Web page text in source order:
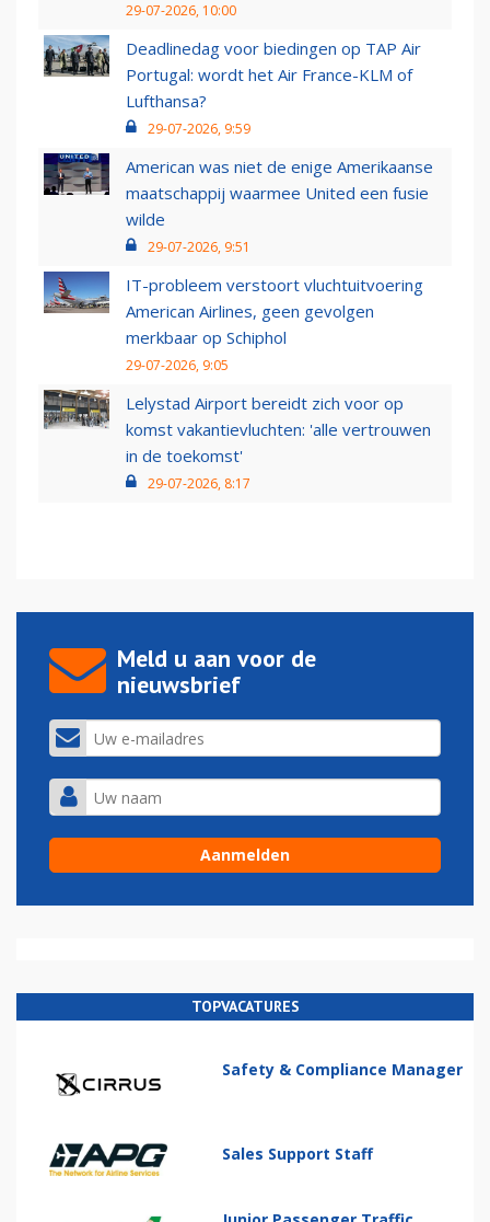
29-07-2026, 10:00
Deadlinedag voor biedingen op TAP Air
Portugal: wordt het Air France-KLM of
Lufthansa?
29-07-2026, 9:59
American was niet de enige Amerikaanse
maatschappij waarmee United een fusie
wilde
29-07-2026, 9:51
IT-probleem verstoort vluchtuitvoering
American Airlines, geen gevolgen
merkbaar op Schiphol
29-07-2026, 9:05
Lelystad Airport bereidt zich voor op
komst vakantievluchten: 'alle vertrouwen
in de toekomst'
29-07-2026, 8:17
Meld u aan voor de
nieuwsbrief
TOPVACATURES
Safety & Compliance Manager
Sales Support Staff